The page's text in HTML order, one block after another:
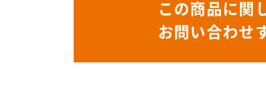
この商品に関
お問い合わせ